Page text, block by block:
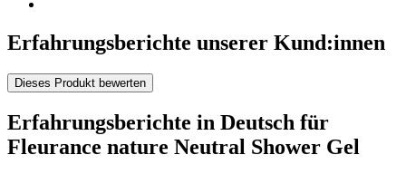
Erfahrungsberichte unserer Kund:innen
Dieses Produkt bewerten
Erfahrungsberichte in Deutsch für
Fleurance nature Neutral Shower Gel